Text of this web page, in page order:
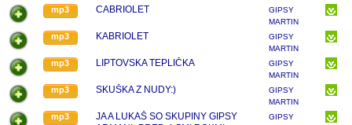
TEPLIČKA
KLAUNI
mp3 CABRIOLET
GIPSY
MARTIN
TEPLIČKA
KLAUNI
mp3 KABRIOLET
GIPSY
MARTIN
TEPLIČKA
KLAUNI
mp3 LIPTOVSKA TEPLIČKA
GIPSY
MARTIN
TEPLIČKA
KLAUNI
mp3 SKUŠKA Z NUDY:)
GIPSY
MARTIN
TEPLIČKA
mp3
JA A LUKAŠ SO SKUPINY GIPSY
GIPSY